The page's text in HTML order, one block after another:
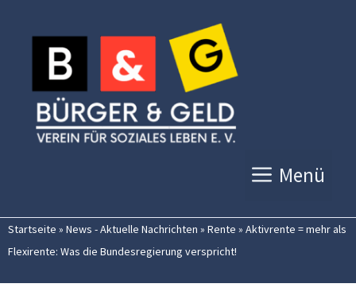
Inhalt
springen
Menü
Startseite » News - Aktuelle Nachrichten » Rente » Aktivrente = mehr als
Flexirente: Was die Bundesregierung verspricht!